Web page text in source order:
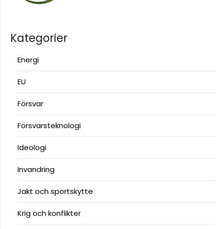
Kategorier
Energi
EU
Försvar
Försvarsteknologi
Ideologi
Invandring
Jakt och sportskytte
Krig och konflikter